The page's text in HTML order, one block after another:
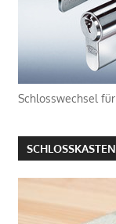
Schlosswechsel